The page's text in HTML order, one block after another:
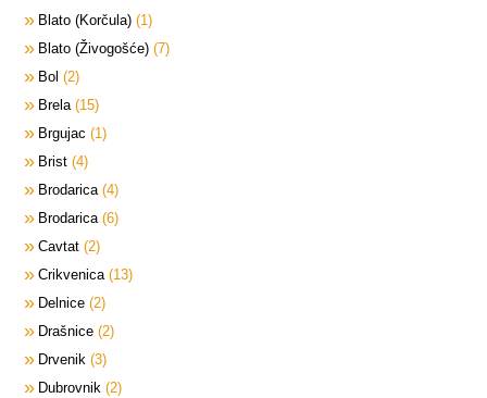
Blato (Korčula) 1
Blato (Živogošće) 7
Bol
2
Brela 15
Brgujac
1
Brist 4
Brodarica 4
Brodarica 6
Cavtat 2
Crikvenica 13
Delnice 2
Drašnice 2
Drvenik 3
Dubrovnik 2